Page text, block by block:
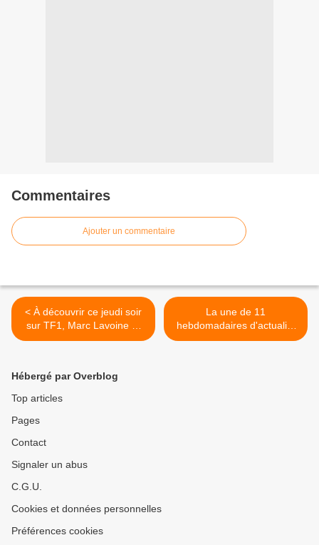
Commentaires
Ajouter un commentaire
< À découvrir ce jeudi soir
sur TF1, Marc Lavoine et
Barbara Schulz dans la
La une de 11
hebdomadaires d'actualité
parus ce jeudi 20 octobre. >
Hébergé par Overblog
Top articles
Pages
Contact
Signaler un abus
C.G.U.
Cookies et données personnelles
Préférences cookies